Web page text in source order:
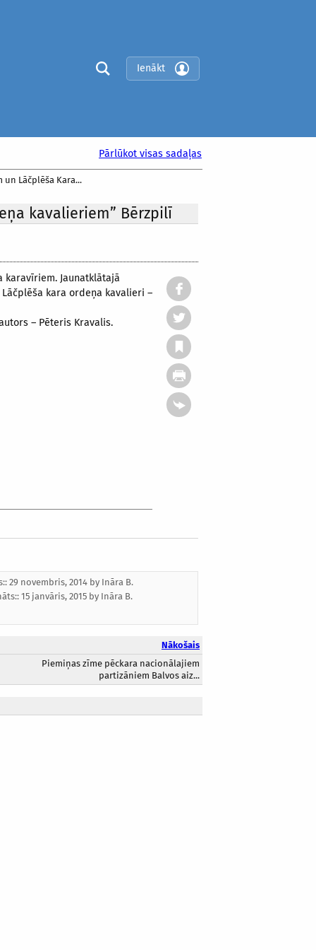
Ienākt
Pārlūkot visas sadaļas
un Lāčplēša Kara...
kavalieriem” Bērzpilī
karavīriem. Jaunatklātajā
kara ordeņa kavalieri –
– Pēteris Kravalis.
29 novembris, 2014 by Ināra B.
15 janvāris, 2015 by Ināra B.
Nākošais
Piemiņas zīme pēckara nacionālajiem
partizāniem Balvos aiz...